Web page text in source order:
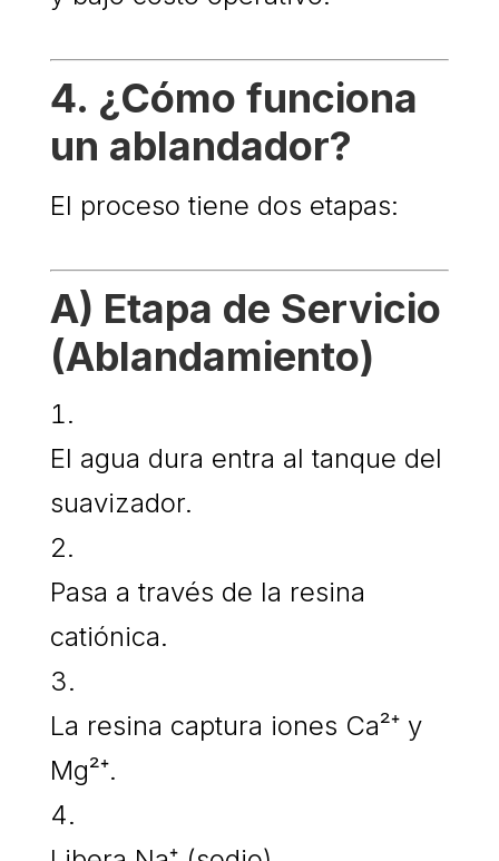
4. ¿Cómo funciona
un ablandador?
El proceso tiene dos etapas:
A) Etapa de Servicio
(Ablandamiento)
El agua dura entra al tanque del
suavizador.
Pasa a través de la resina
catiónica.
La resina captura iones Ca²⁺ y
Mg²⁺.